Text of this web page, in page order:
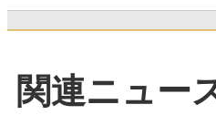
関連ニュー